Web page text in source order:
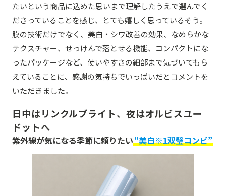
たいという商品に込めた思いまで理解したうえで選んでく
ださっていることを感じ、とても嬉しく思っているそう。
膜の技術だけでなく、美白・シワ改善の効果、なめらかな
テクスチャー、せっけんで落とせる機能、コンパクトにな
ったパッケージなど、使いやすさの細部まで気づいてもら
えていることに、感謝の気持ちでいっぱいだとコメントを
いただきました。
日中はリンクルブライト、夜はオルビスユー
ドットへ
紫外線が気になる季節に頼りたい“美白※1双璧コンビ”